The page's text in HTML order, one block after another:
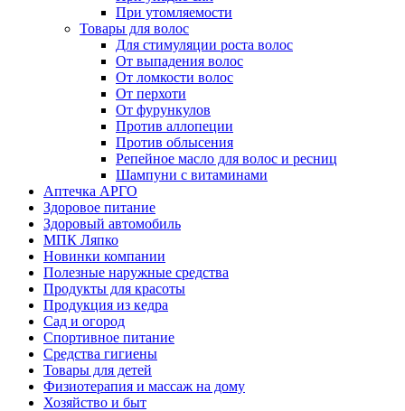
При утомляемости
Товары для волос
Для стимуляции роста волос
От выпадения волос
От ломкости волос
От перхоти
От фурункулов
Против аллопеции
Против облысения
Репейное масло для волос и ресниц
Шампуни с витаминами
Аптечка АРГО
Здоровое питание
Здоровый автомобиль
МПК Ляпко
Новинки компании
Полезные наружные средства
Продукты для красоты
Продукция из кедра
Сад и огород
Спортивное питание
Средства гигиены
Товары для детей
Физиотерапия и массаж на дому
Хозяйство и быт